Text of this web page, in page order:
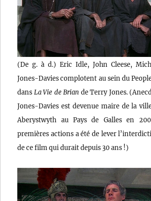
(De g. à d.) Eric Idle, John Cleese,
Jones-Davies complotent au sein du
dans La Vie de Brian de Terry Jones.
Jones-Davies est devenue maire de la
Aberystwyth au Pays de Galles en
premières actions a été de lever
de ce film qui durait depuis 30 ans !)